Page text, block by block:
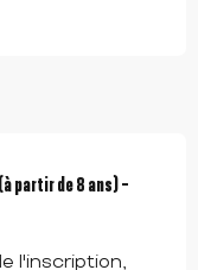
partir de 8 ans) -
l'inscription,